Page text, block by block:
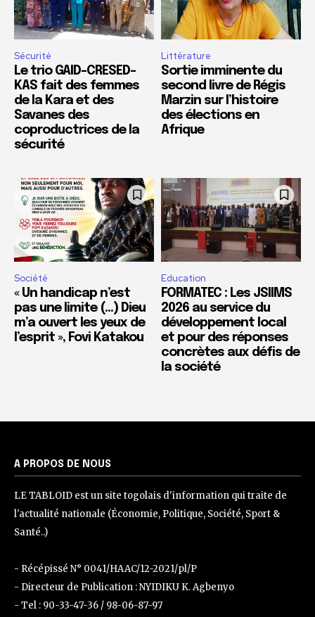
Sécurité
Le trio GAID-CRESED-
KAS fait des femmes
de la Kara et des
Savanes des
coproductrices de la
sécurité
Littérature
Sortie imminente du
second livre de Régis
Marzin sur l’histoire
des élections en
Afrique
Société
« Un handicap n’est
pas une limite (…) Dieu
m’a ouvert les yeux de
l’esprit », Fovi Katakou
Education
FORMATEC : Les JSIIMS
2026 au service du
développement local
et pour des réponses
concrètes aux défis de
la société
A PROPOS DE NOUS
LE TABLOID est un site togolais d'information qui traite de
l'actualité nationale (Économie, Politique, Société, Sport &
Santé..)
- Récépissé N° 0041/HAAC/12-2021/pl/P
- Directeur de Publication : NYIDIKU K. Agbenyo
- Tel : 90-33-47-36 / 98-06-87-97